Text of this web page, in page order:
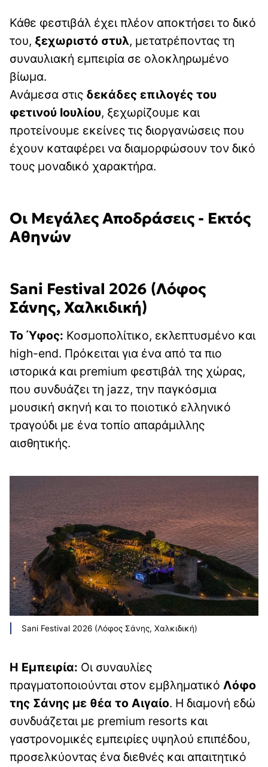
Κάθε φεστιβάλ έχει πλέον αποκτήσει το δικό
του, ξεχωριστό στυλ, μετατρέποντας τη
συναυλιακή εμπειρία σε ολοκληρωμένο
βίωμα.
Ανάμεσα στις δεκάδες επιλογές του
φετινού Ιουλίου, ξεχωρίζουμε και
προτείνουμε εκείνες τις διοργανώσεις που
έχουν καταφέρει να διαμορφώσουν τον δικό
τους μοναδικό χαρακτήρα.
Οι Μεγάλες Αποδράσεις - Εκτός
Αθηνών
Sani Festival 2026 (Λόφος
Σάνης, Χαλκιδική)
Το Ύφος: Κοσμοπολίτικο, εκλεπτυσμένο και
high-end. Πρόκειται για ένα από τα πιο
ιστορικά και premium φεστιβάλ της χώρας,
που συνδυάζει τη jazz, την παγκόσμια
μουσική σκηνή και το ποιοτικό ελληνικό
τραγούδι με ένα τοπίο απαράμιλλης
αισθητικής.
Sani Festival 2026 (Λόφος Σάνης, Χαλκιδική)
Η Εμπειρία: Οι συναυλίες
πραγματοποιούνται στον εμβληματικό Λόφο
της Σάνης με θέα το Αιγαίο. Η διαμονή εδώ
συνδυάζεται με premium resorts και
γαστρονομικές εμπειρίες υψηλού επιπέδου,
προσελκύοντας ένα διεθνές και απαιτητικό